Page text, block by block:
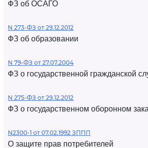
ФЗ об ОСАГО
N 273-ФЗ от 29.12.2012
ФЗ об образовании
N 79-ФЗ от 27.07.2004
ФЗ о государственной гражданской
N 275-ФЗ от 29.12.2012
ФЗ о государственном оборонном
N2300-1 от 07.02.1992 ЗППП
О защите прав потребителей